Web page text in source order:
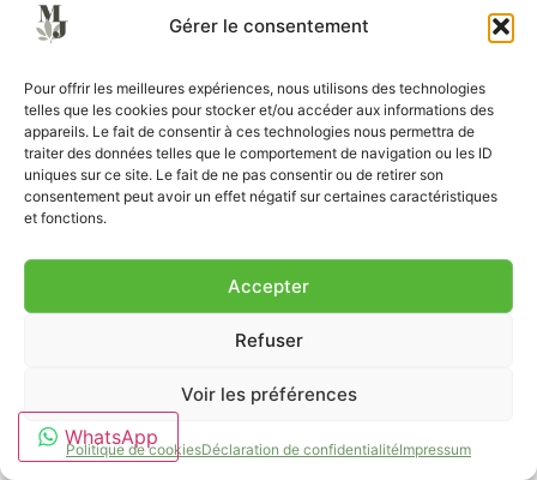
Gérer le consentement
Pour offrir les meilleures expériences, nous utilisons des technologies
telles que les cookies pour stocker et/ou accéder aux informations des
appareils. Le fait de consentir à ces technologies nous permettra de
traiter des données telles que le comportement de navigation ou les ID
uniques sur ce site. Le fait de ne pas consentir ou de retirer son
consentement peut avoir un effet négatif sur certaines caractéristiques
et fonctions.
Accepter
Refuser
Voir les préférences
Politique de cookiesDéclaration de confidentialitéImpressum
WhatsApp